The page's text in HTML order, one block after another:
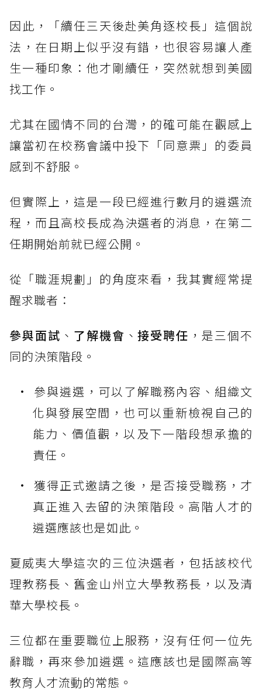
因此，「續任三天後赴美角逐校長」這個說
法，在日期上似乎沒有錯，也很容易讓人產
生一種印象：他才剛續任，突然就想到美國
找工作。
尤其在國情不同的台灣，的確可能在觀感上
讓當初在校務會議中投下「同意票」的委員
感到不舒服。
但實際上，這是一段已經進行數月的遴選流
程，而且高校長成為決選者的消息，在第二
任期開始前就已經公開。
從「職涯規劃」的角度來看，我其實經常提
醒求職者：
參與面試 、 了解機會 、接受聘任 ，是三個不
同的決策階段。
參與遴選，可以了解職務內容、組織文
化與發展空間，也可以重新檢視自己的
能力、價值觀，以及下一階段想承擔的
責任。
獲得正式邀請之後，是否接受職務，才
真正進入去留的決策階段。高階人才的
遴選應該也是如此。
夏威夷大學這次的三位決選者，包括該校代
理教務長、舊金山州立大學教務長，以及清
華大學校長。
三位都在重要職位上服務，沒有任何一位先
辭職，再來參加遴選。這應該也是國際高等
教育人才流動的常態。